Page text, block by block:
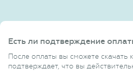
Есть ли подтверждение
После оплаты вы сможете скачать
подтверждает, что вы